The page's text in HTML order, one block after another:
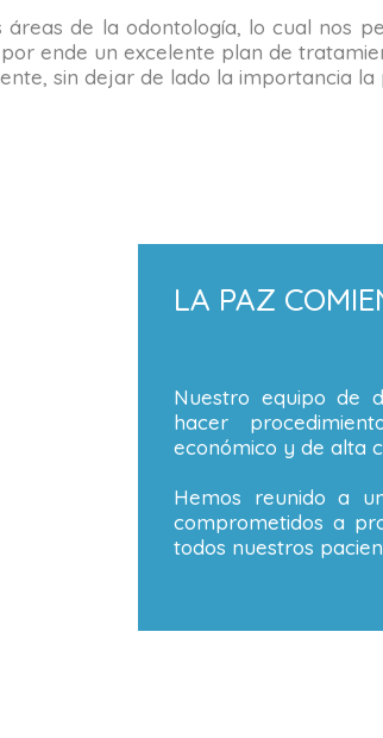
áreas de la odontología, lo cual nos
ende un excelente plan de
sin dejar de lado la importancia
LA PAZ
Nuestro equipo de
hacer
económico y de alta
Hemos reunido a
comprometidos a
todos nuestros